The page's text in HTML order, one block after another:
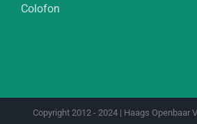
Colofon
Copyright 2012 - 2024 | Haags Openbaar